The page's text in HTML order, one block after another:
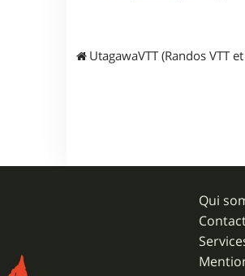
UtagawaVTT (Randos VTT
Qui